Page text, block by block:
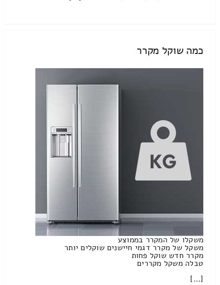
כמה שוקל מקרר
משקלו של המקרר בממוצע
משקל של מקרר דגמי חיישנים שוקלים יותר
מקרר חדש שוקל פחות
טבלה משקל מקררים
[…]